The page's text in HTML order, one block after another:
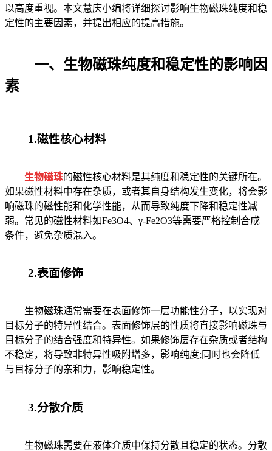
以高度重视。本文慧庆小编将详细探讨影响生物磁珠纯度和稳
定性的主要因素，并提出相应的提高措施。
一、生物磁珠纯度和稳定性的影响因
素
1.磁性核心材料
生物磁珠的磁性核心材料是其纯度和稳定性的关键所在。
如果磁性材料中存在杂质，或者其自身结构发生变化，将会影
响磁珠的磁性能和化学性能，从而导致纯度下降和稳定性减
弱。常见的磁性材料如Fe3O4、γ-Fe2O3等需要严格控制合成
条件，避免杂质混入。
2.表面修饰
生物磁珠通常需要在表面修饰一层功能性分子，以实现对
目标分子的特异性结合。表面修饰层的性质将直接影响磁珠与
目标分子的结合强度和特异性。如果修饰层存在杂质或者结构
不稳定，将导致非特异性吸附增多，影响纯度;同时也会降低
与目标分子的亲和力，影响稳定性。
3.分散介质
生物磁珠需要在液体介质中保持分散且稳定的状态。分散